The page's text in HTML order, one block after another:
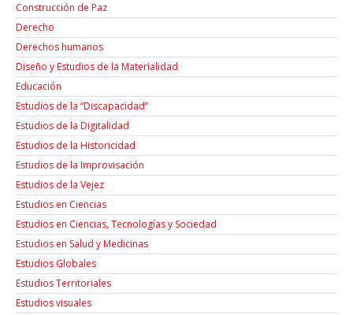
Construcción de Paz
Derecho
Derechos humanos
Diseño y Estudios de la Materialidad
Educación
Estudios de la “Discapacidad”
Estudios de la Digitalidad
Estudios de la Historicidad
Estudios de la Improvisación
Estudios de la Vejez
Estudios en Ciencias
Estudios en Ciencias, Tecnologías y Sociedad
Estudios en Salud y Medicinas
Estudios Globales
Estudios Territoriales
Estudios visuales